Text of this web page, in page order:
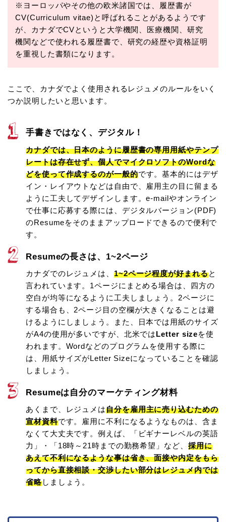
※ヨーロッパやその他の欧米諸国では、履歴書が
CV(Curriculum vitae)と呼ばれることがあるようです
が、カナダでCVというと大学機関、医療機関、研究
機関などで使われる履歴書で、研究の経歴や資格証明
を重視した書類になります。
ここで、カナダでよく使用されるレジュメのルールをいく
つか説明したいと思います。
手書きではなく、デジタル！
カナダでは、日本のように履歴書の専用用紙やテンプ
レートは存在せず、個人でマイクロソフトのWordな
どを使って作成するのが一般的です。基本的にはデザ
イン・レイアウトなどは自由で、雇用主の目に留まる
ように工夫してデザインします。e-mailやオンライン
で仕事に応募する際には、デジタルバージョン(PDF)
のResumeをそのままアップロードできるので便利で
す。
Resumeの長さは、1~2ページ
カナダでのレジュメは、 1~2ページ程度が好まれると
言われています。1ページにまとめる場合は、四方の
空白が均等になるように工夫しましょう。2ページに
する場合も、2ページ目の空欄が大きくなることは避
けるようにしましょう。また、日本では用紙のサイズ
がA4の使用が多いですが、北米ではLetter sizeを使
われます。Wordなどのプログラムを使用する際に
は、用紙サイズがLetter Sizeになっていることを確認
しましょう。
Resumeは自分のマーケティング材料
あくまで、レジュメは自分を雇用主に売り込むための
宣材資料です。雇用に不利になるようなものは、含ま
なくて大丈夫です。例えば、「ビギナーレベルの英語
力」・「18時～21時までの勤務希望」など、 採用に
あえて不利になるような事は省き、面接や内定をもら
ってから直接相談・交渉したい部分はレジュメ内では
省略しましょう。